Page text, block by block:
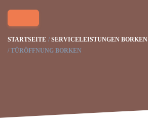
STARTSEITE
SERVICELEISTUNGEN BORKEN
TÜRÖFFNUNG BORKEN